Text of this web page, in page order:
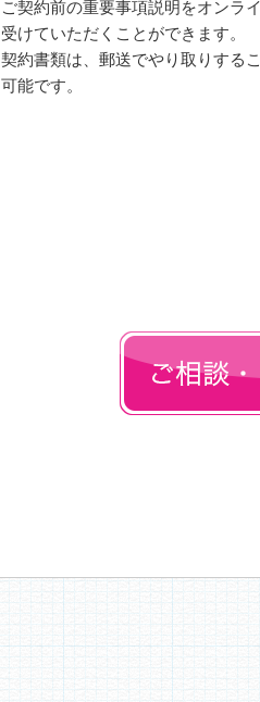
ご契約前の重要事項説明をオンラ
受けていただくことができます。
契約書類は、郵送でやり取りする
可能です。